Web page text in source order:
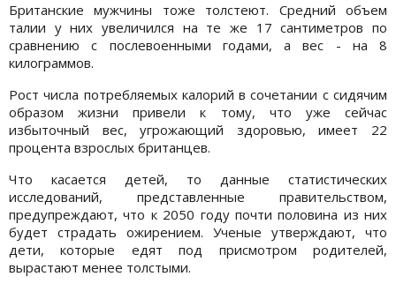
Британские мужчины тоже толстеют. Средний объем
талии у них увеличился на те же 17 сантиметров по
сравнению с послевоенными годами, а вес - на 8
килограммов.
Рост числа потребляемых калорий в сочетании с сидячим
образом жизни привели к тому, что уже сейчас
избыточный вес, угрожающий здоровью, имеет 22
процента взрослых британцев.
Что касается детей, то данные статистических
исследований, представленные правительством,
предупреждают, что к 2050 году почти половина из них
будет страдать ожирением. Ученые утверждают, что
дети, которые едят под присмотром родителей,
вырастают менее толстыми.